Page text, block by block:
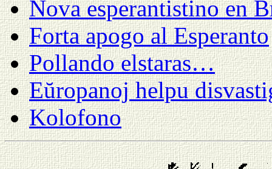
Nova esperantistino en
Forta apogo al Esperanto
Pollando elstaras…
Eŭropanoj helpu
Kolofono